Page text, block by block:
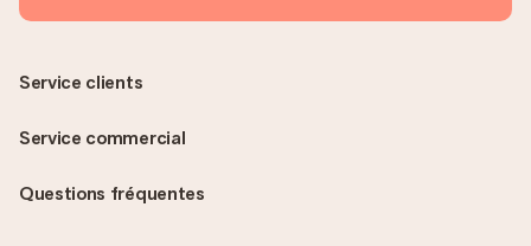
Questions fréquentes
Service clients
Service commercial